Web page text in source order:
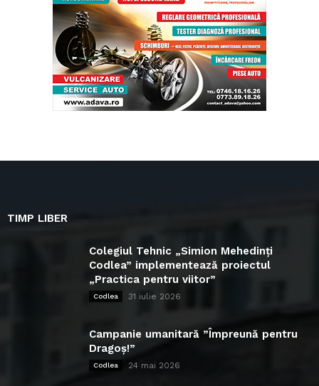
TIMP LIBER
Colegiul Tehnic „Simion Mehedinți
Codlea” implementează proiectul
„Practica pentru viitor”
Codlea 31 iulie 2026
Campanie umanitară ”Împreună pentru
Dragoș!”
Codlea 24 mai 2026